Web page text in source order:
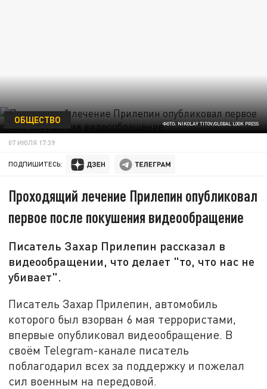
ФОТО: NIKOLAY TITOV/GLOBAL LOOK PRESS
ОБЩЕСТВО
07 ИЮЛЯ 17:39
ПОДПИШИТЕСЬ:
Проходящий лечение Прилепин опубликовал
первое после покушения видеообращение
Писатель Захар Прилепин рассказал в
видеообращении, что делает "то, что нас не
убивает".
Писатель Захар Прилепин, автомобиль
которого был взорван 6 мая террористами,
впервые опубликовал видеообращение. В
своём Telegram-канале писатель
поблагодарил всех за поддержку и пожелал
сил военным на передовой.